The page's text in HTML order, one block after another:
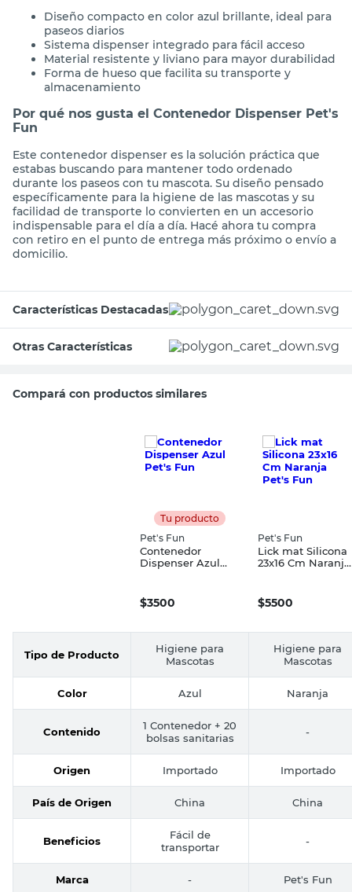
Diseño compacto en color azul brillante, ideal para
paseos diarios
Sistema dispenser integrado para fácil acceso
Material resistente y liviano para mayor durabilidad
Forma de hueso que facilita su transporte y
almacenamiento
Por qué nos gusta el Contenedor Dispenser Pet's
Fun
Este contenedor dispenser es la solución práctica que
estabas buscando para mantener todo ordenado
durante los paseos con tu mascota. Su diseño pensado
específicamente para la higiene de las mascotas y su
facilidad de transporte lo convierten en un accesorio
indispensable para el día a día. Hacé ahora tu compra
con retiro en el punto de entrega más próximo o envío a
domicilio.
Características Destacadas
Otras Características
Compará con productos similares
Tu producto
Pet's Fun
Contenedor
Dispenser Azul
$3500
Pet's Fun
Lick mat Silicona
23x16 Cm Naranja
$5500
Tipo de Producto
Higiene para
Mascotas
Higiene para
Mascotas
Color Azul Naranja
Contenido
1 Contenedor + 20
bolsas sanitarias
-
Origen Importado Importado
País de Origen China China
Beneficios
Fácil de
transportar
-
Marca - Pet's Fun